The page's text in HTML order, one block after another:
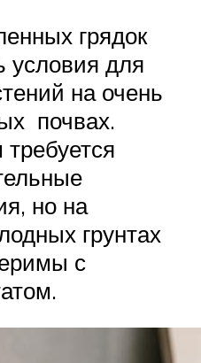
грядок
условия для
на очень
почвах.
но на
грунтах
с